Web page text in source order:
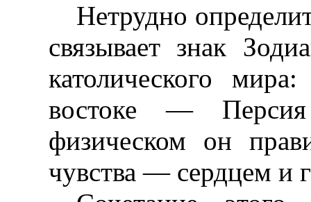
Нетрудно
связывает знак
католического
востоке —
физическом он
чувства — сердцем и